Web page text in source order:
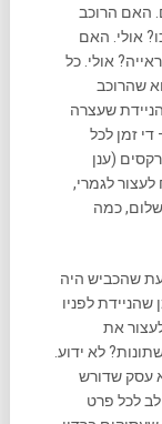
האם הרוכב
אולי. האם
אולי. כל
שהרוכב
שעצרה
– די זמן לכל
(ענן
לגמרי,
שלום, כמה
שהכביש היה
לפניו
את
לא ידוע.
עסק שדורש
לכל פרט